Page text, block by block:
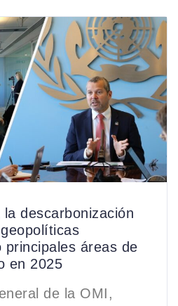
descarbonización
principales áreas de
en 2025
de la OMI,